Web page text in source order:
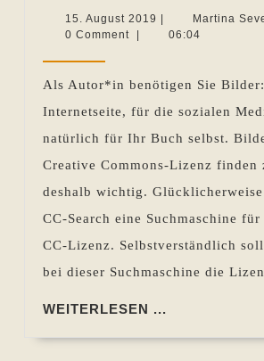
15. August 2019 15.
August
Martina
0 Comment
06:04
Als Autor*in benötigen Sie
Internetseite, für die sozialen
natürlich für Ihr Buch selbst.
Creative Commons-Lizenz finden
deshalb wichtig.
CC-Search eine Suchmaschine
CC-Lizenz. Selbstverständlich
bei dieser Suchmaschine die
WEITERLESEN ...